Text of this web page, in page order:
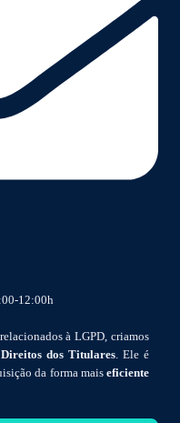
12:00h
à LGPD, criamos
dos Titulares. Ele é
da forma mais eficiente